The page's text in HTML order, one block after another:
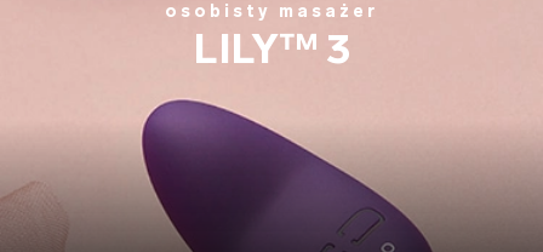
osobisty masażer
LILY™ 3